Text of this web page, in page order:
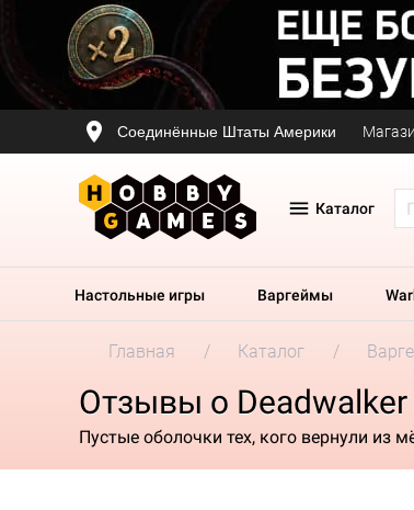
Соединённые Штаты Америки
Каталог
Настольные игры Варгеймы
Главная Каталог
Отзывы о
Пустые оболочки тех, кого вернули из